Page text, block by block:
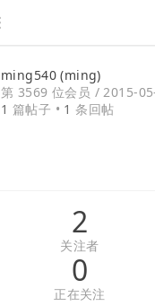
ming540 (ming)
第 3569 位会员 /2015-
1 篇帖子 • 1 条回帖
2
关注者
0
正在关注